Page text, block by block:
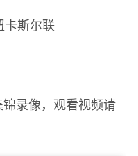
卡斯尔联
录像，观看视频请